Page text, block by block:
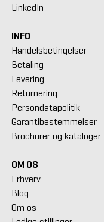
LinkedIn
INFO
Handelsbetingelser
Betaling
Levering
Returnering
Persondatapolitik
Garantibestemmelser
Brochurer og kataloger
OM OS
Erhverv
Blog
Om os